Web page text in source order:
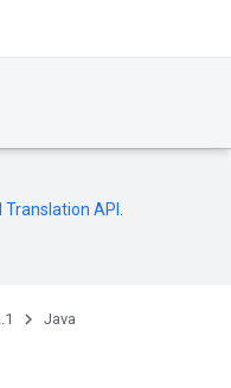
Translation API
Java